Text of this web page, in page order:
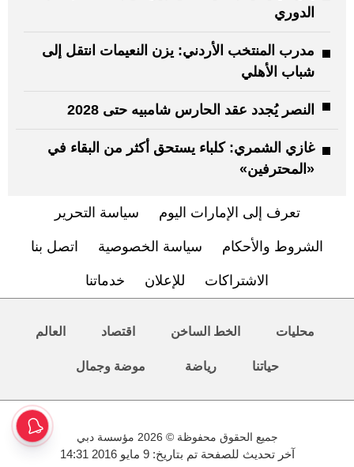
الدوري
مدرب المنتخب الأردني: يزن النعيمات انتقل إلى
شباب الأهلي
النصر يُجدد عقد الحارس شامبيه حتى 2028
غازي الشمري: كلباء يستحق أكثر من البقاء في
«المحترفين»
تعرف إلى الإمارات اليوم سياسة التحرير
الشروط والأحكام سياسة الخصوصية اتصل بنا
الاشتراكات للإعلان خدماتنا
محليات الخط الساخن اقتصاد العالم
حياتنا رياضة موضة وجمال
جميع الحقوق محفوظة © 2026 مؤسسة دبي
آخر تحديث للصفحة تم بتاريخ: 9 مايو 2016 14:31